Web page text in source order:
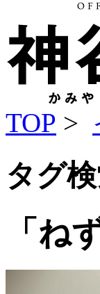
TOP >
タグ
「ね